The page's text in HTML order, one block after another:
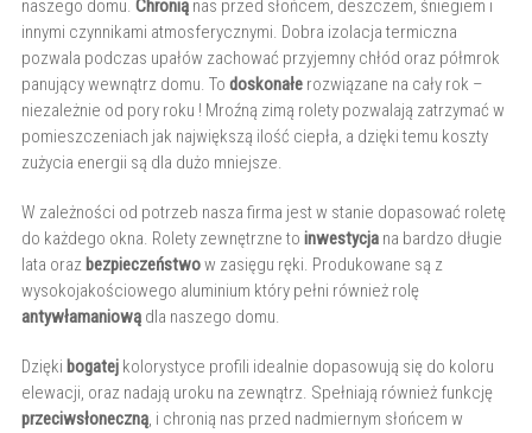
naszego domu. Chroniąnas przed słońcem, deszczem, śniegiem i
innymi czynnikami atmosferycznymi. Dobra izolacja termiczna
pozwala podczas upałów zachować przyjemny chłód oraz półmrok
panujący wewnątrz domu. To doskonałerozwiązane na cały rok –
niezależnie od pory roku ! Mroźną zimą rolety pozwalają zatrzymać w
pomieszczeniach jak największą ilość ciepła, a dzięki temu koszty
zużycia energii są dla dużo mniejsze.
W zależności od potrzeb nasza firma jest w stanie dopasować roletę
do każdego okna. Rolety zewnętrzne to inwestycjana bardzo długie
lata orazbezpieczeństwow zasięgu ręki. Produkowane są z
wysokojakościowego aluminium który pełni również rolę
antywłamaniowądla naszego domu.
Dzięki bogatejkolorystyce profili idealnie dopasowują się do koloru
elewacji, oraz nadają uroku na zewnątrz. Spełniają również funkcję
przeciwsłoneczną, i chronią nas przed nadmiernym słońcem w